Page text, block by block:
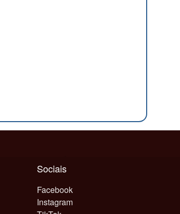
Sociais
Facebook
Instagram